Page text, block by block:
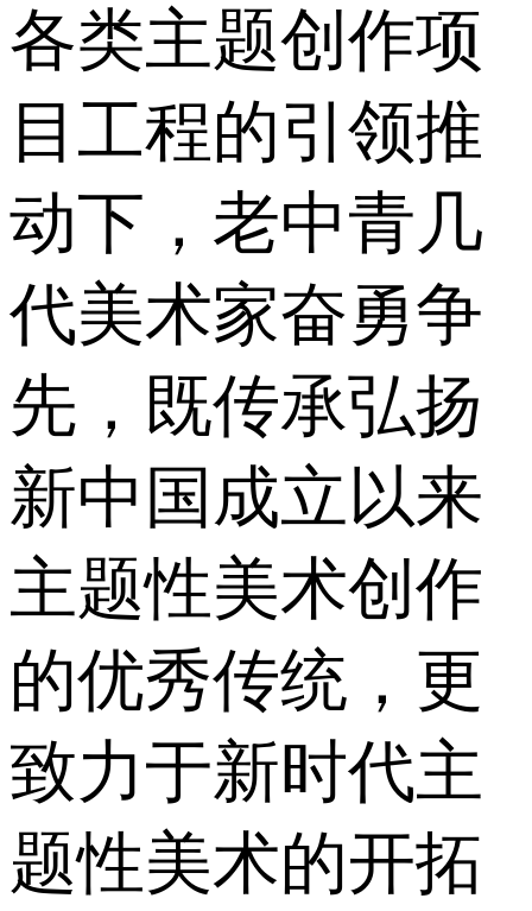
各类主题创作项
目工程的引领推
动下，老中青几
代美术家奋勇争
先，既传承弘扬
新中国成立以来
主题性美术创作
的优秀传统，更
致力于新时代主
题性美术的开拓